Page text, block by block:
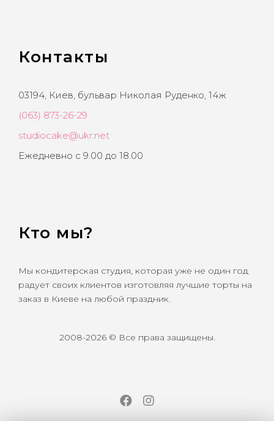
Контакты
03194, Киев, бульвар Николая Руденко, 14ж
(063) 873-26-29
studiocake@ukr.net
Ежедневно с 9.00 до 18.00
Кто мы?
Мы кондитерская студия, которая уже не один год
радует своих клиентов изготовляя лучшие торты на
заказ в Киеве на любой праздник.
2008-2026 © Все права защищены.
FacebookInstagram